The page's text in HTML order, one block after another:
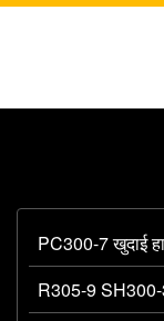
PC300-7 खुदाई
R305-9